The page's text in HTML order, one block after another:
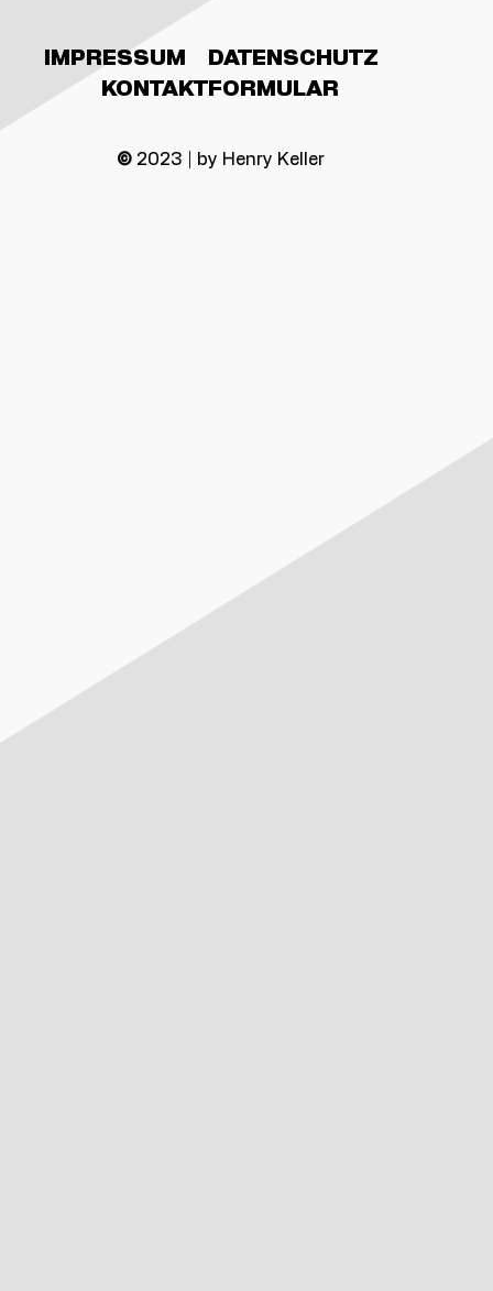
IMPRESSUM
DATENSCHUTZ
KONTAKTFORMULAR
©2023 | by Henry Keller